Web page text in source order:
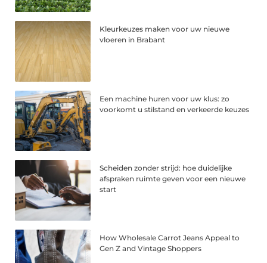
Kleurkeuzes maken voor uw nieuwe
vloeren in Brabant
Een machine huren voor uw klus: zo
voorkomt u stilstand en verkeerde keuzes
Scheiden zonder strijd: hoe duidelijke
afspraken ruimte geven voor een nieuwe
start
How Wholesale Carrot Jeans Appeal to
Gen Z and Vintage Shoppers